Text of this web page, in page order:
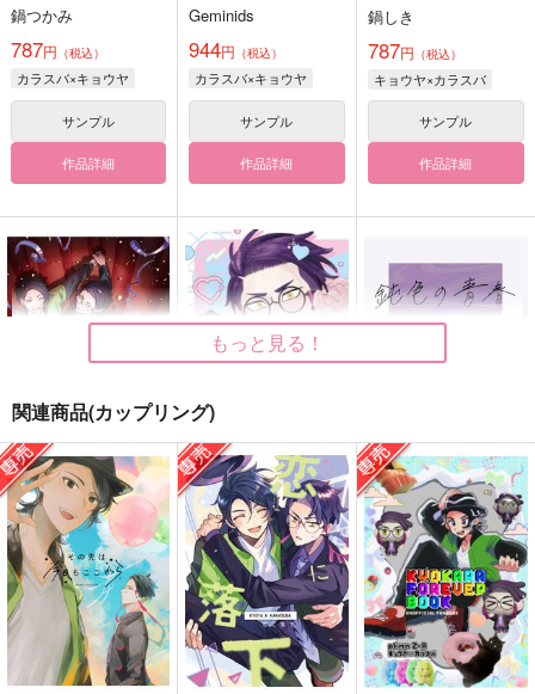
鍋つかみ
787円 （税込）
カラスバ×キョウヤ
サンプル
作品詳細
Geminids
944円 （税込）
カラスバ×キョウヤ
サンプル
作品詳細
鍋しき
787円 （税込）
キョウヤ×カラスバ
サンプル
作品詳細
ログ！
C3H8O3
1,100円（税込）
キョウヤ×カラスバ
サンプル
作品詳細
手のなる方へかけてゆ
け
isotope
787円 （税込）
キョウヤ×カラスバ
サンプル
作品詳細
鈍色の青春
ON THE RICE
645円（税込）
カラスバ×キョウヤ
サンプル
作品詳細
もっと見る！
関連商品(カップリング)